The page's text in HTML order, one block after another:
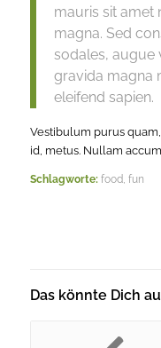
mauris sit amet
magna. Sed
sodales, augue
gravida magna
eleifend sapien.
Vestibulum purus
id, metus. Nullam
Schlagworte: food, fun
Das könnte Dich